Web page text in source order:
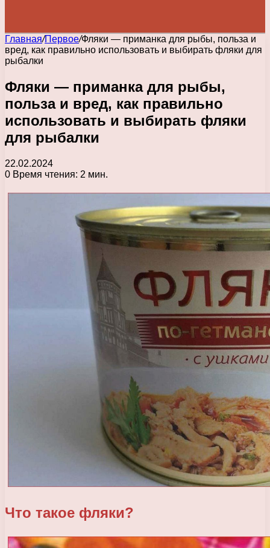
Главная/Первое/Фляки — приманка для рыбы, польза и
вред, как правильно использовать и выбирать фляки для
рыбалки
Фляки — приманка для рыбы,
польза и вред, как правильно
использовать и выбирать фляки
для рыбалки
22.02.2024
0 Время чтения: 2 мин.
Что такое фляки?